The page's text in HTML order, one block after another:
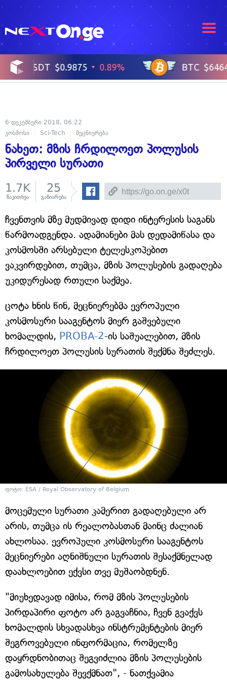
6 დეკემბერი 2018, 06:22
კოსმოსი
Sci-Tech მეცნიერება
ნახეთ: მზის ჩრდილოეთ პოლუსის
პირველი სურათი
1.7K
წაკითხვა
25
გაზიარება
ჩვენთვის მზე მუდმივად დიდი ინტერესის საგანს
წარმოადგენდა. ადამიანები მას დედამიწასა და
კოსმოსში არსებული ტელესკოპებით
ვაკვირდებით, თუმცა, მზის პოლუსების გადაღება
უკიდურესად რთული საქმეა.
ცოტა ხნის წინ, მეცნიერებმა ევროპული
კოსმოსური სააგენტოს მიერ გაშვებული
ხომალდის, PROBA-2-ის საშუალებით, მზის
ჩრდილოეთ პოლუსის სურათის შექმნა შეძლეს.
ფოტო: ESA / Royal Observatory of Belgium
მოცემული სურათი კამერით გადაღებული არ
არის, თუმცა ის რეალობასთან მაინც ძალიან
ახლოსაა. ევროპული კოსმოსური სააგენტოს
მეცნიერები აღნიშნული სურათის შესაქმნელად
დაახლოებით ექვსი თვე მუშაობდნენ.
"მიუხედავად იმისა, რომ მზის პოლუსების
პირდაპირი ფოტო არ გაგვაჩნია, ჩვენ გვაქვს
ხომალდის სხვადასხვა ინსტრუმენტების მიერ
შეგროვებული ინფორმაცია, რომელზე
დაყრდნობითაც შეგვიძლია მზის პოლუსების
გამოსახულება შევქმნათ", - ნათქვამია